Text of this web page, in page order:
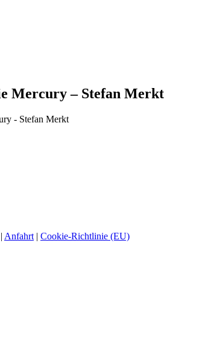
Mercury – Stefan Merkt
| Anfahrt | Cookie-Richtlinie (EU)